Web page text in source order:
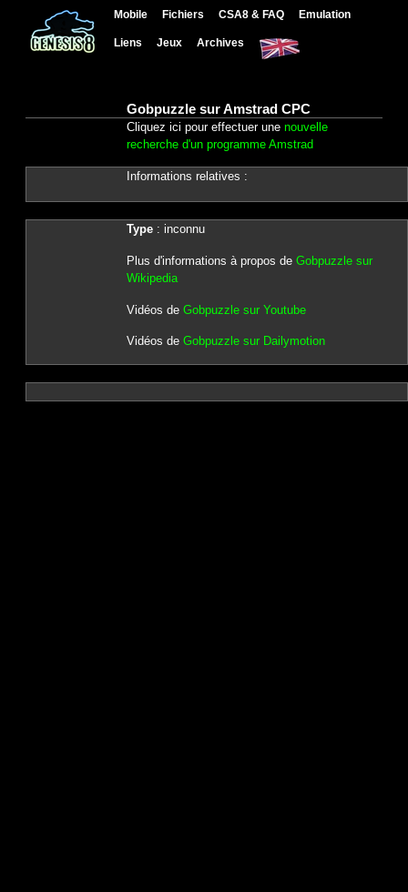
Mobile Fichiers CSA8 & FAQ Emulation
Liens Jeux Archives
Gobpuzzle sur Amstrad CPC
Cliquez ici pour effectuer une nouvelle
recherche d'un programme Amstrad
Informations relatives :
Type: inconnu
Plus d'informations à propos de Gobpuzzle sur
Wikipedia
Vidéos de Gobpuzzle sur Youtube
Vidéos de Gobpuzzle sur Dailymotion